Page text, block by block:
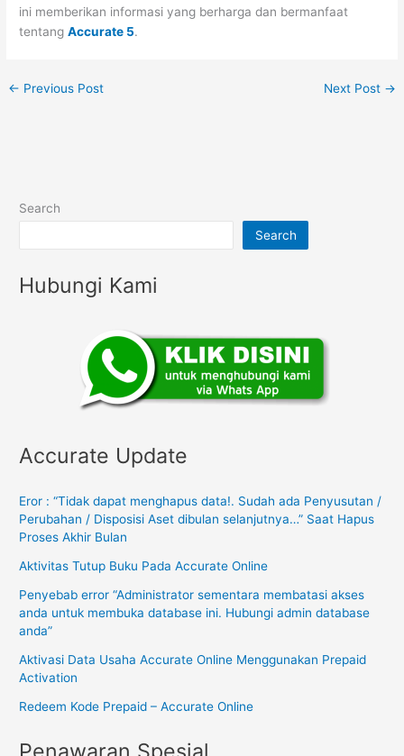
ini memberikan informasi yang berharga dan bermanfaat
tentangAccurate 5.
← Previous Post Next Post →
Search
Search
Hubungi Kami
Accurate Update
Eror : “Tidak dapat menghapus data!. Sudah ada Penyusutan /
Perubahan / Disposisi Aset dibulan selanjutnya…” Saat Hapus
Proses Akhir Bulan
Aktivitas Tutup Buku Pada Accurate Online
Penyebab error “Administrator sementara membatasi akses
anda untuk membuka database ini. Hubungi admin database
anda”
Aktivasi Data Usaha Accurate Online Menggunakan Prepaid
Activation
Redeem Kode Prepaid – Accurate Online